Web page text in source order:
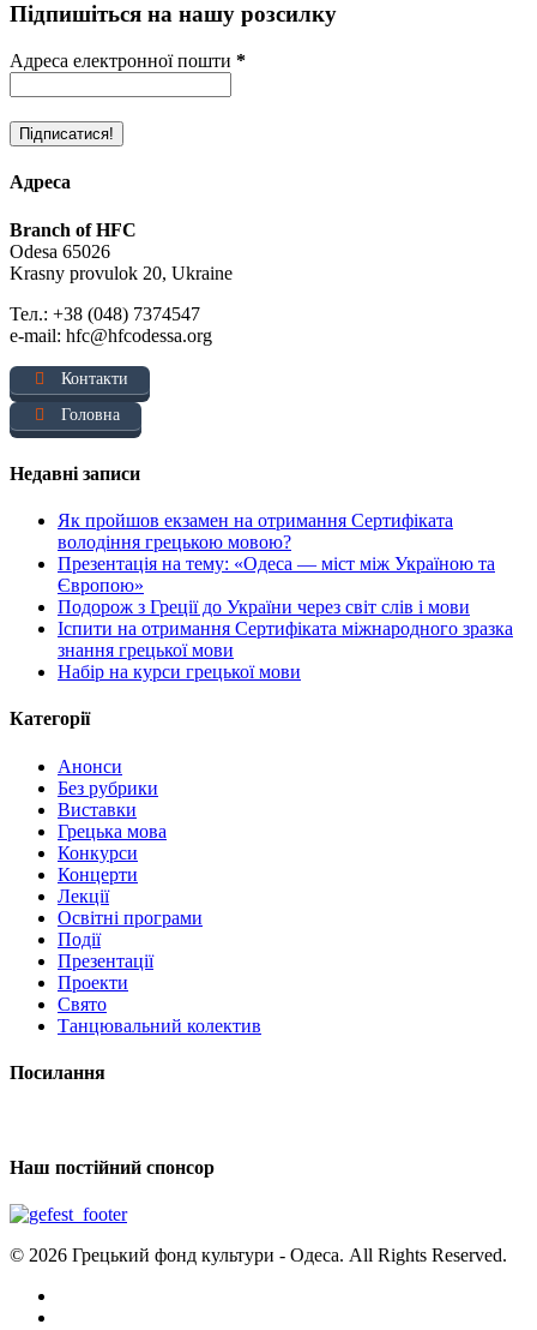
Підпишіться на нашу розсилку
Адреса електронної пошти *
Адреса
Branch of HFC
Odesa 65026
Krasny provulok 20, Ukraine
Тел.: +38 (048) 7374547
e-mail: hfc@hfcodessa.org
Контакти
Головна
Недавні записи
Як пройшов екзамен на отримання Сертифіката
володіння грецькою мовою?
Презентація на тему: «Одеса — міст між Україною та
Європою»
Подорож з Греції до України через світ слів і мови
Іспити на отримання Сертифіката міжнародного зразка
знання грецької мови
Набір на курси грецької мови
Категорії
Анонси
Без рубрики
Виставки
Грецька мова
Конкурси
Концерти
Лекції
Освітні програми
Події
Презентації
Проекти
Свято
Танцювальний колектив
Посилання
Наш постійний спонсор
© 2026 Грецький фонд культури - Одеса. All Rights Reserved.